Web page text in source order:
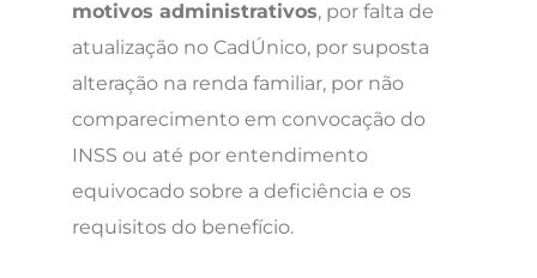
motivos administrativos, por falta de
atualização no CadÚnico, por suposta
alteração na renda familiar, por não
comparecimento em convocação do
INSS ou até por entendimento
equivocado sobre a deficiência e os
requisitos do benefício.